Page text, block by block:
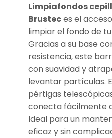
Limpiafondos
Brusteces el
limpiar el fondo de
Gracias a su base
resistencia, este
con suavidad y
levantar partículas.
pértigas
conecta fácilmente
Ideal para un
eficaz y sin